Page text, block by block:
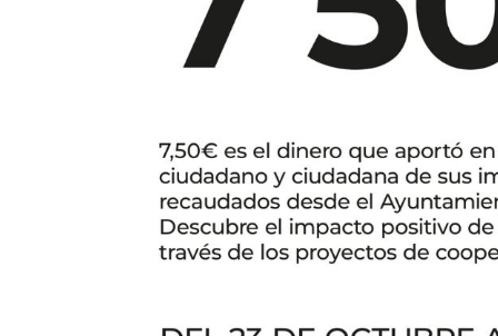
vecina
Pamplona
Cooperación